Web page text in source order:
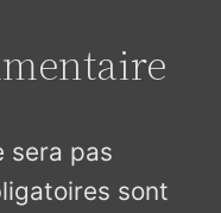
sera pas
sont